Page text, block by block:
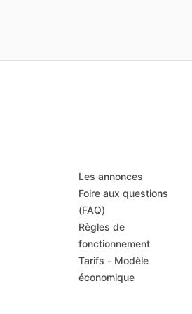
Les annonces
Foire aux questions
(FAQ)
Règles de
fonctionnement
Tarifs - Modèle
économique